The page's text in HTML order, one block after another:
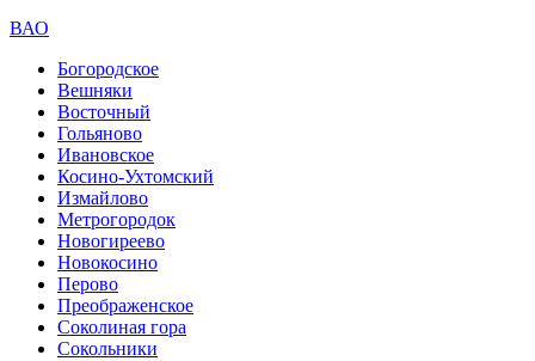
ВАО
Богородское
Вешняки
Восточный
Гольяново
Ивановское
Косино-Ухтомский
Измайлово
Метрогородок
Новогиреево
Новокосино
Перово
Преображенское
Соколиная гора
Сокольники